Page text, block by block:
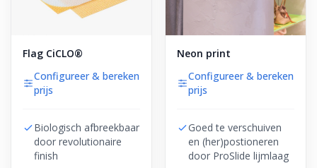
Flag CiCLO®
Configureer & bereken
prijs
Biologisch afbreekbaar
door revolutionaire
finish
Neon print
Configureer & bereken
prijs
Goed te verschuiven
en (her)postioneren
door ProSlide lijmlaag